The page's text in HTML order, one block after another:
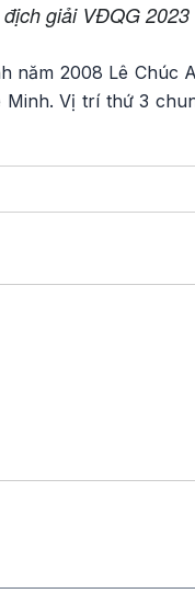
giải VĐQG 2023
năm 2008 Lê Chúc
Vị trí thứ 3